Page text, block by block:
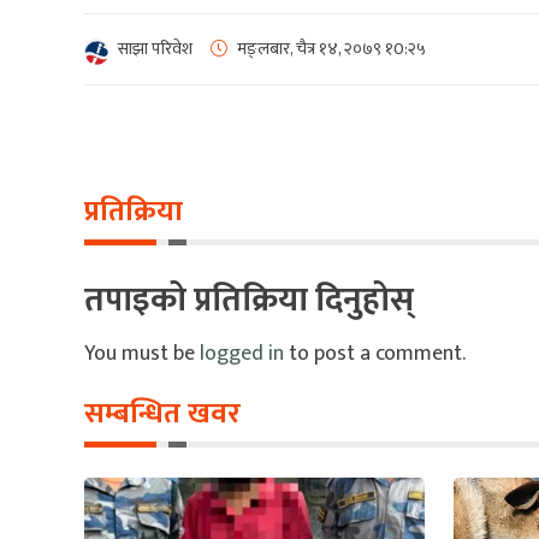
साझा परिवेश मङ्लबार, चैत्र १४, २०७९ १0:२५
प्रतिक्रिया
तपाइको प्रतिक्रिया दिनुहोस्
You must belogged in to post a comment.
सम्बन्धित खवर